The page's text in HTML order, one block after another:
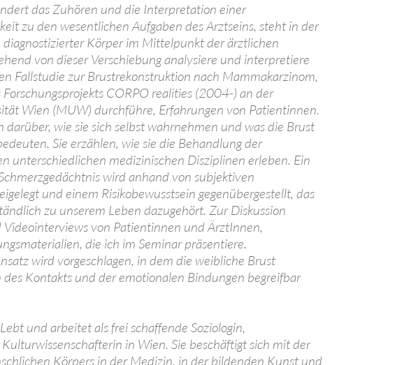
das Zuhören und die Interpretation einer
zu den wesentlichen Aufgaben des Arztseins, steht in der
Körper im Mittelpunkt der ärztlichen
von dieser Verschiebung analysiere und interpretiere
Fallstudie zur Brustrekonstruktion nach Mammakarzinom,
CORPO realities (2004-) an der
Wien (MUW) durchführe, Erfahrungen von Patientinnen.
wie sie sich selbst wahrnehmen und was die Brust
Sie erzählen, wie sie die Behandlung der
unterschiedlichen medizinischen Disziplinen erleben. Ein
wird anhand von subjektiven
und einem Risikobewusstsein gegenübergestellt, das
zu unserem Leben dazugehört. Zur Diskussion
von Patientinnen und ÄrztInnen,
die ich im Seminar präsentiere.
wird vorgeschlagen, in dem die weibliche Brust
Kontakts und der emotionalen Bindungen begreifbar
und arbeitet als frei schaffende Soziologin,
in Wien. Sie beschäftigt sich mit der
Körpers in der Medizin, in der bildenden Kunst und